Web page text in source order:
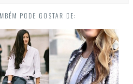
PODE GOSTAR DE: